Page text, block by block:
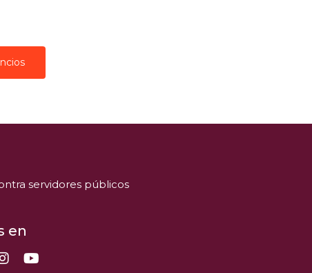
servidores públicos
en